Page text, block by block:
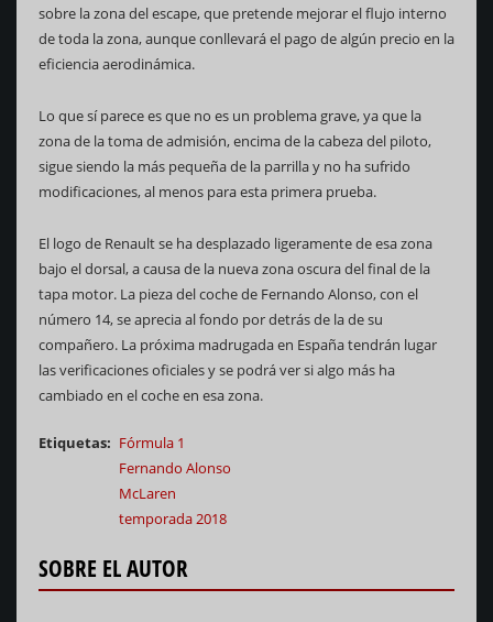
sobre la zona del escape, que pretende mejorar el flujo interno
de toda la zona, aunque conllevará el pago de algún precio en la
eficiencia aerodinámica.
Lo que sí parece es que no es un problema grave, ya que la
zona de la toma de admisión, encima de la cabeza del piloto,
sigue siendo la más pequeña de la parrilla y no ha sufrido
modificaciones, al menos para esta primera prueba.
El logo de Renault se ha desplazado ligeramente de esa zona
bajo el dorsal, a causa de la nueva zona oscura del final de la
tapa motor. La pieza del coche de Fernando Alonso, con el
número 14, se aprecia al fondo por detrás de la de su
compañero. La próxima madrugada en España tendrán lugar
las verificaciones oficiales y se podrá ver si algo más ha
cambiado en el coche en esa zona.
Etiquetas
Fórmula 1
Fernando Alonso
McLaren
temporada 2018
SOBRE EL AUTOR